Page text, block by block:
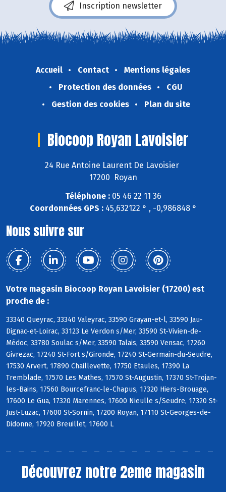
Inscription newsletter
Accueil Contact
Mentions légales
Protection des données
CGU
Gestion des cookies
Plan du site
Biocoop Royan Lavoisier
24 Rue Antoine Laurent De Lavoisier
17200 Royan
Téléphone :05 46 22 11 36
Coordonnées GPS :45,632122 ° , -0,986848 °
Nous suivre sur
Votre magasin Biocoop Royan Lavoisier (17200) est
proche de :
33340 Queyrac, 33340 Valeyrac, 33590 Grayan-et-l, 33590 Jau-
Dignac-et-Loirac, 33123 Le Verdon s/Mer, 33590 St-Vivien-de-
Médoc, 33780 Soulac s/Mer, 33590 Talais, 33590 Vensac, 17260
Givrezac, 17240 St-Fort s/Gironde, 17240 St-Germain-du-Seudre,
17530 Arvert, 17890 Chaillevette, 17750 Etaules, 17390 La
Tremblade, 17570 Les Mathes, 17570 St-Augustin, 17370 St-Trojan-
les-Bains, 17560 Bourcefranc-le-Chapus, 17320 Hiers-Brouage,
17600 Le Gua, 17320 Marennes, 17600 Nieulle s/Seudre, 17320 St-
Just-Luzac, 17600 St-Sornin, 17200 Royan, 17110 St-Georges-de-
Didonne, 17920 Breuillet, 17600 L
Découvrez notre 2eme magasin